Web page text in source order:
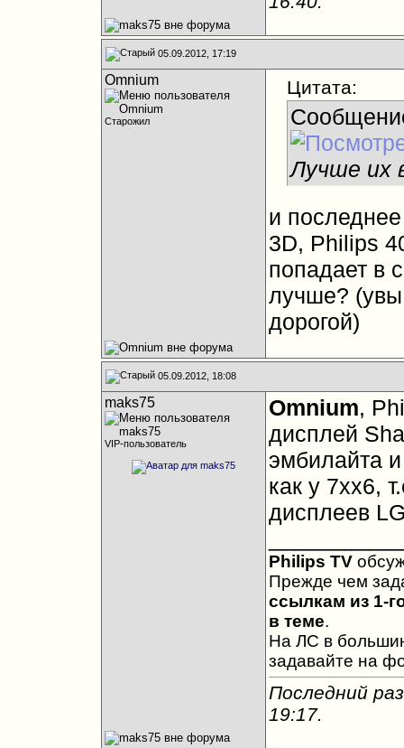
05.09.2012, 17:19
Omnium
Старожил
Цитата:
Лучше их
и
3D, Philips
попадает в
лучше?
дорогой)
05.09.2012, 18:08
maks75
VIP-пользователь
Omnium,
дисплей
эмбилайта
как у 7хх6,
дисплеев
Philips TV
Прежде чем
ссылкам из 1-
в теме.
На ЛС в
задавайте на
Последний
19:17.